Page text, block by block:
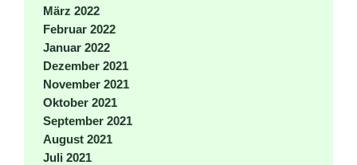
März 2022
Februar 2022
Januar 2022
Dezember 2021
November 2021
Oktober 2021
September 2021
August 2021
Juli 2021